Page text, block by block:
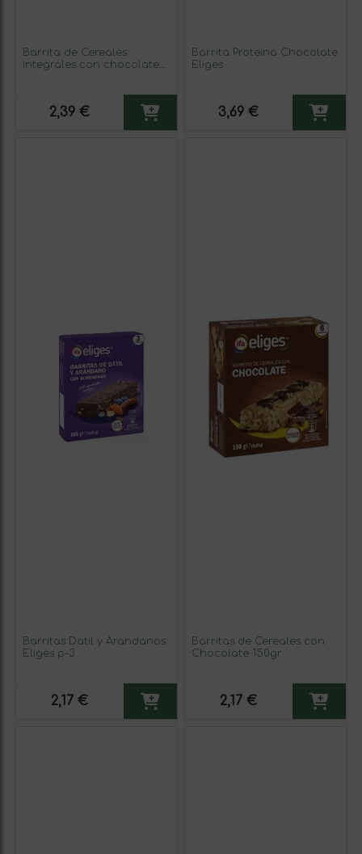
Barrita de Cereales
integrales con chocolate
2,39 €
Barrita Proteina Chocolate
Eliges
3,69 €
Barritas Datil y Arandanos
Eliges p-3
2,17 €
Barritas de Cereales con
Chocolate 150gr
2,17 €